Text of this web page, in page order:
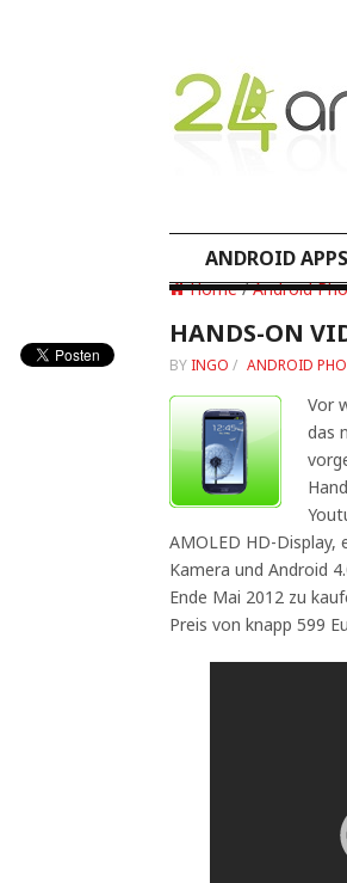
ANDROID APPS
Home/Android
HANDS-ON
BY INGO / ANDROID
Vor
das
AMOLED HD-Display,
Kamera und Android
Ende Mai 2012 zu
Preis von knapp 599